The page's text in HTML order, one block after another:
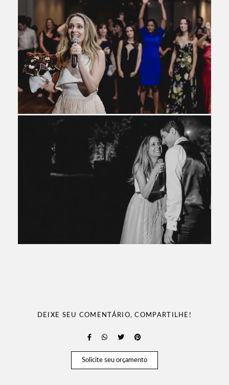
DEIXE SEU COMENTÁRIO, COMPARTILHE!
Solicite seu orçamento